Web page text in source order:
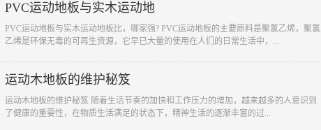
PVC运动地板与实木运动地
​PVC运动地板与实木运动地板比，哪家强? PVC运动地板的主要原料是聚氯乙烯，聚氯
乙烯是环保无毒的可再生资源，它早已大量的使用在人们的日常生活中，...
运动木地板的维护秘笈
​运动木地板的维护秘笈 随着生活节奏的加快和工作压力的增加，越来越多的人意识到
了健康的重要性，在物质生活满足的状态下，精神生活的逐渐丰富的过...